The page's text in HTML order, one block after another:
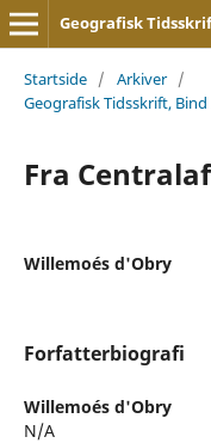
Geografisk
Startside / Arkiver /
Geografisk Tidsskrift, Bind
Fra
Willemoés d'Obry
Forfatterbiografi
Willemoés d'Obry
N/A